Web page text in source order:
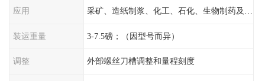
应用
装运重量 3-7.5磅；（因型号而异）
调整 外部螺丝刀槽调整和量程刻度